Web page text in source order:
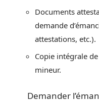
Documents
demande
attestations, etc.).
Copie intégrale de
mineur.
Demander